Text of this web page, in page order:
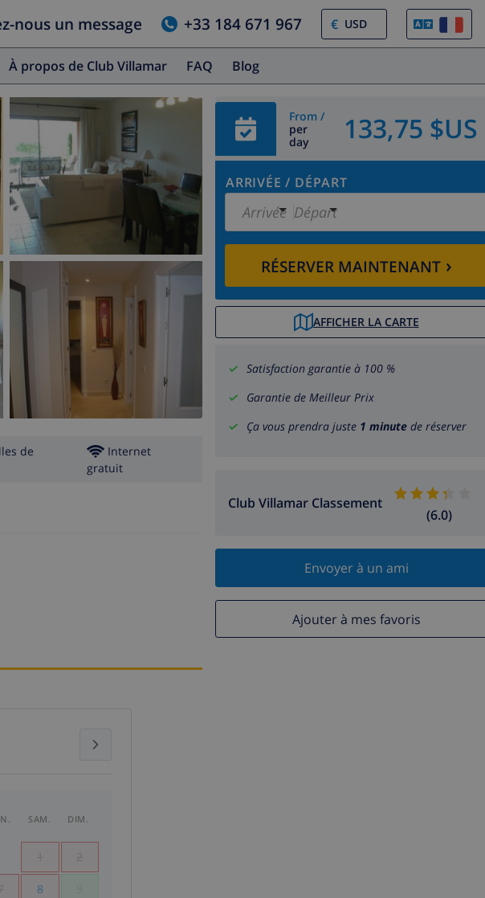
nous un message +33 184 671 967 €
À propos de Club Villamar FAQ Blog
From /
per
day
133,75 $US
ARRIVÉE / DÉPART
Arrivée Départ
RÉSERVER MAINTENANT›
AFFICHER LA CARTE
Satisfaction garantie à 100 %
Garantie de Meilleur Prix
Ça vous prendra juste 1 minute de réserver
Club Villamar Classement
(6.0)
Envoyer à un ami
Ajouter à mes favoris
de
Internet
gratuit
SAM. DIM.
1 2
8